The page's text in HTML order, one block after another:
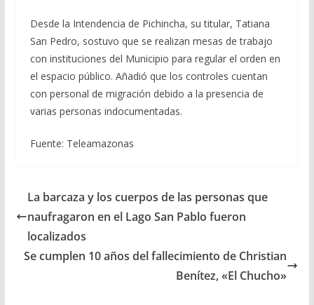
Desde la Intendencia de Pichincha, su titular, Tatiana
San Pedro, sostuvo que se realizan mesas de trabajo
con instituciones del Municipio para regular el orden en
el espacio público. Añadió que los controles cuentan
con personal de migración debido a la presencia de
varias personas indocumentadas.
Fuente: Teleamazonas
La barcaza y los cuerpos de las personas que
naufragaron en el Lago San Pablo fueron
localizados
Se cumplen 10 años del fallecimiento de Christian
Benítez, «El Chucho»